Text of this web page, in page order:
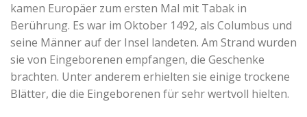
kamen Europäer zum ersten Mal mit Tabak in
Berührung. Es war im Oktober 1492, als Columbus und
seine Männer auf der Insel landeten. Am Strand wurden
sie von Eingeborenen empfangen, die Geschenke
brachten. Unter anderem erhielten sie einige trockene
Blätter, die die Eingeborenen für sehr wertvoll hielten.